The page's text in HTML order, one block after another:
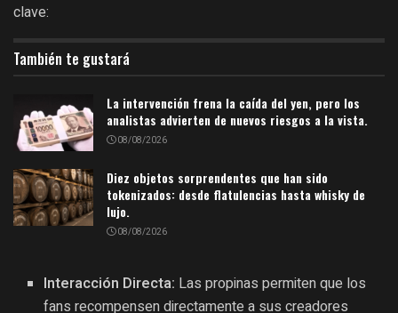
clave:
También te gustará
La intervención frena la caída del yen, pero los
analistas advierten de nuevos riesgos a la vista.
08/08/2026
Diez objetos sorprendentes que han sido
tokenizados: desde flatulencias hasta whisky de
lujo.
08/08/2026
Interacción Directa: Las propinas permiten que los
fans recompensen directamente a sus creadores